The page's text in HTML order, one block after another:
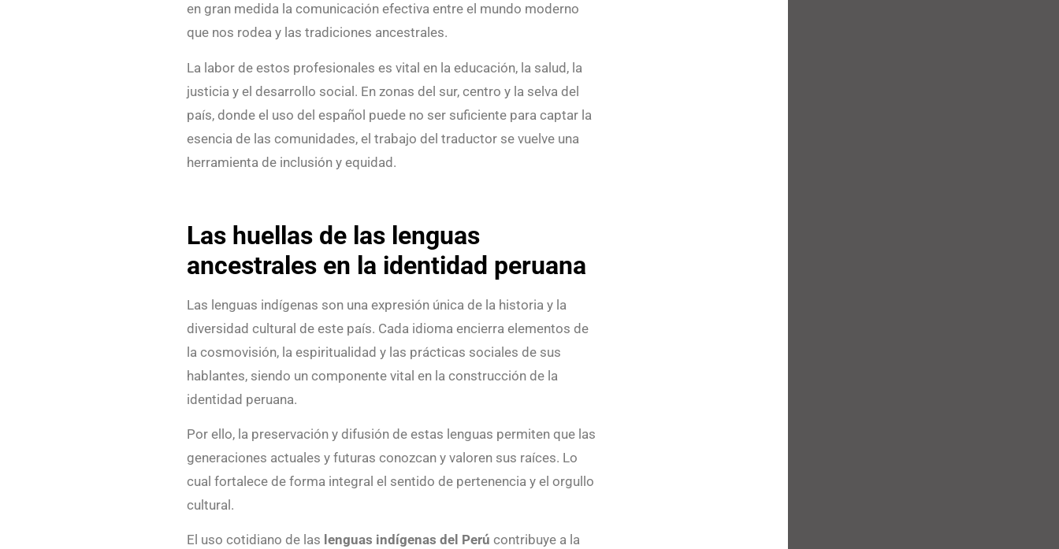
en gran medida la comunicación efectiva entre el mundo moderno
que nos rodea y las tradiciones ancestrales.
La labor de estos profesionales es vital en la educación, la salud, la
justicia y el desarrollo social. En zonas del sur, centro y la selva del
país, donde el uso del español puede no ser suficiente para captar la
esencia de las comunidades, el trabajo del traductor se vuelve una
herramienta de inclusión y equidad.
Las huellas de las lenguas
ancestrales en la identidad peruana
Las lenguas indígenas son una expresión única de la historia y la
diversidad cultural de este país. Cada idioma encierra elementos de
la cosmovisión, la espiritualidad y las prácticas sociales de sus
hablantes, siendo un componente vital en la construcción de la
identidad peruana.
Por ello, la preservación y difusión de estas lenguas permiten que las
generaciones actuales y futuras conozcan y valoren sus raíces. Lo
cual fortalece de forma integral el sentido de pertenencia y el orgullo
cultural.
El uso cotidiano de las lenguas indígenas del Perúcontribuye a la